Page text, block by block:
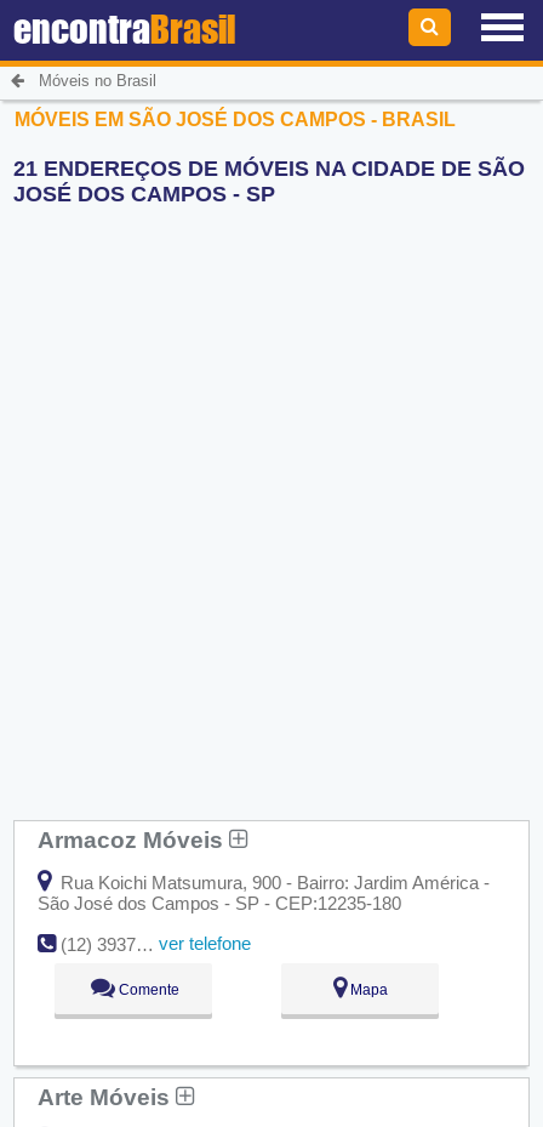
encontraBrasil
Móveis no Brasil
MÓVEIS EM SÃO JOSÉ DOS CAMPOS - BRASIL
21 ENDEREÇOS DE MÓVEIS NA CIDADE DE SÃO
JOSÉ DOS CAMPOS - SP
Armacoz Móveis
Rua Koichi Matsumura, 900 - Bairro: Jardim América -
São José dos Campos - SP - CEP:12235-180
(12) 3937-7791
ver telefone
Comente Mapa
Arte Móveis